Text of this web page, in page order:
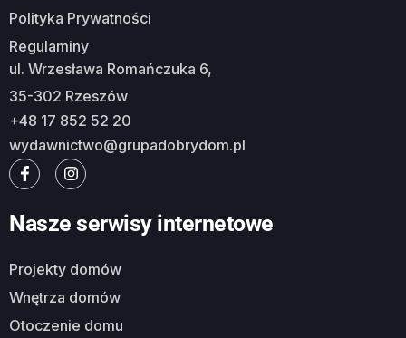
Polityka Prywatności
Regulaminy
ul. Wrzesława Romańczuka 6,
35-302 Rzeszów
+48 17 852 52 20
wydawnictwo@grupadobrydom.pl
Nasze serwisy internetowe
Projekty domów
Wnętrza domów
Otoczenie domu